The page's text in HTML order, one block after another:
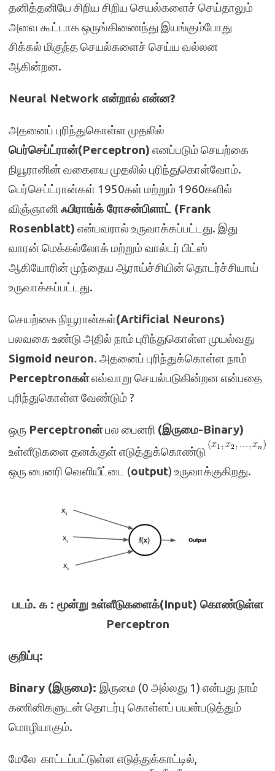
தனித்தனியே சிறிய சிறிய செயல்களைச் செய்தாலும்
அவை கூட்டாக ஒருங்கிணைந்து இயங்கும்போது
சிக்கல் மிகுந்த செயல்களைச் செய்ய வல்லன
ஆகின்றன.
Neural Network என்றால் என்ன?
அதனைப் புரிந்துகொள்ள முதலில்
பெர்செப்ட்ரான்(Perceptron) எனப்படும் செயற்கை
நியூரானின் வகையை முதலில் புரிந்துகொள்வோம்.
பெர்செப்ட்ரான்கள் 1950கள் மற்றும் 1960களில்
விஞ்ஞானி ஃபிராங்க் ரோசன்பிளாட் (Frank
Rosenblatt) என்பவரால் உருவாக்கப்பட்டது. இது
வாரன் மெக்கல்லோக் மற்றும் வால்டர் பிட்ஸ்
ஆகியோரின் முந்தைய ஆராய்ச்சியின் தொடர்ச்சியாய்
உருவாக்கப்பட்டது.
செயற்கை நியூரான்கள்(Artificial Neurons)
பலவகை உண்டு அதில் நாம் புரிந்துகொள்ள முயல்வது
Sigmoid neuron. அதனைப் புரிந்துக்கொள்ள நாம்
Perceptronகள்எவ்வாறு செயல்படுகின்றன என்பதை
புரிந்துகொள்ள வேண்டும் ?
ஒரு Perceptronன்பல பைனரி (இருமை-Binary)
உள்ளீடுகளை தனக்குள் எடுத்துக்கொண்டு
ஒரு பைனரி வெளியீட்டை (output) உருவாக்குகிறது.
படம். ௧ : மூன்று உள்ளீடுகளைக்(Input) கொண்டுள்ள
Perceptron
குறிப்பு:
Binary (இருமை): இருமை (0 அல்லது 1) என்பது நாம்
கணினிகளுடன் தொடர்பு கொள்ளப் பயன்படுத்தும்
மொழியாகும்.
மேலே காட்டப்பட்டுள்ள எடுத்துக்காட்டில்,